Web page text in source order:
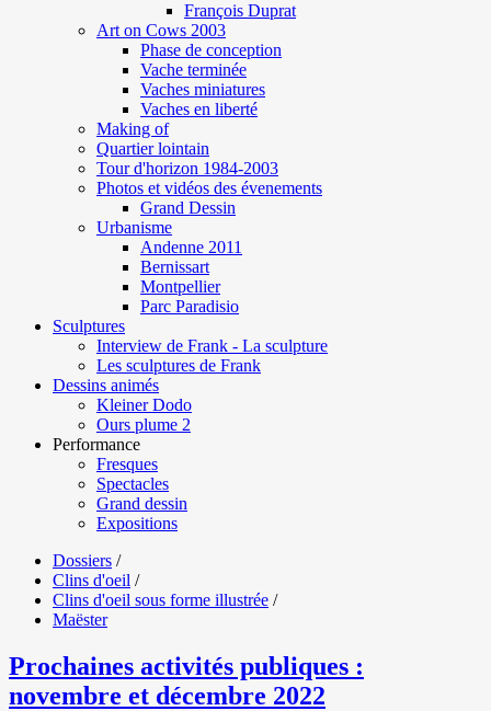
François Duprat
Art on Cows 2003
Phase de conception
Vache terminée
Vaches miniatures
Vaches en liberté
Making of
Quartier lointain
Tour d'horizon 1984-2003
Photos et vidéos des évenements
Grand Dessin
Urbanisme
Andenne 2011
Bernissart
Montpellier
Parc Paradisio
Sculptures
Interview de Frank - La sculpture
Les sculptures de Frank
Dessins animés
Kleiner Dodo
Ours plume 2
Performance
Fresques
Spectacles
Grand dessin
Expositions
Dossiers /
Clins d'oeil /
Clins d'oeil sous forme illustrée /
Maëster
Prochaines activités publiques :
novembre et décembre 2022